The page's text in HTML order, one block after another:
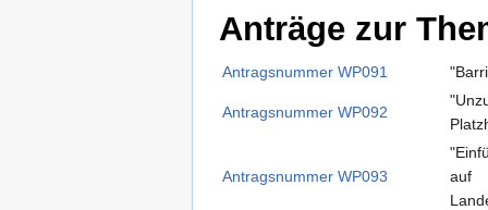
Anträge zur
Antragsnummer WP091
Antragsnummer WP092
Antragsnummer WP093
auf